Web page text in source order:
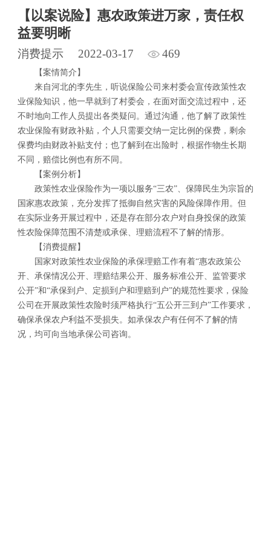
【以案说险】惠农政策进万家，责任权
益要明晰
消费提示 2022-03-17 469
【案情简介】
来自河北的李先生，听说保险公司来村委会宣传政策性农
业保险知识，他一早就到了村委会，在面对面交流过程中，还
不时地向工作人员提出各类疑问。通过沟通，他了解了政策性
农业保险有财政补贴，个人只需要交纳一定比例的保费，剩余
保费均由财政补贴支付；也了解到在出险时，根据作物生长期
不同，赔偿比例也有所不同。
【案例分析】
政策性农业保险作为一项以服务“三农”、保障民生为宗旨的
国家惠农政策，充分发挥了抵御自然灾害的风险保障作用。但
在实际业务开展过程中，还是存在部分农户对自身投保的政策
性农险保障范围不清楚或承保、理赔流程不了解的情形。
【消费提醒】
国家对政策性农业保险的承保理赔工作有着“惠农政策公
开、承保情况公开、理赔结果公开、服务标准公开、监管要求
公开”和“承保到户、定损到户和理赔到户”的规范性要求，保险
公司在开展政策性农险时须严格执行“五公开三到户”工作要求，
确保承保农户利益不受损失。如承保农户有任何不了解的情
况，均可向当地承保公司咨询。